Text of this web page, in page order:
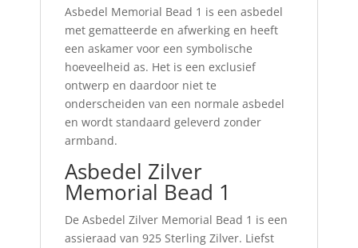
Asbedel Memorial Bead 1 is een asbedel
met gematteerde en afwerking en heeft
een askamer voor een symbolische
hoeveelheid as. Het is een exclusief
ontwerp en daardoor niet te
onderscheiden van een normale asbedel
en wordt standaard geleverd zonder
armband.
Asbedel Zilver
Memorial Bead 1
De Asbedel Zilver Memorial Bead 1 is een
assieraad van 925 Sterling Zilver. Liefst